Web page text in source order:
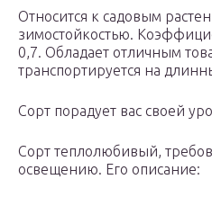
Относится к садовым
зимостойкостью.
0,7. Обладает отличным
транспортируется на
Сорт порадует вас своей
Сорт теплолюбивый,
освещению. Его описание: